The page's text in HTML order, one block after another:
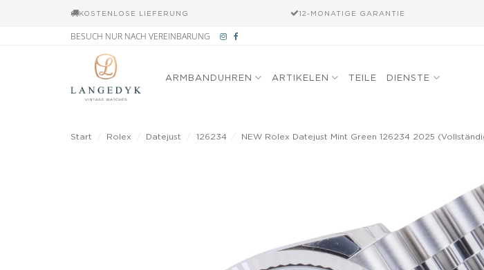
KOSTENLOSE LIEFERUNG 12-MONATIGE GARANTIE
BESUCH NUR NACH VEREINBARUNG
ARMBANDUHREN ARTIKELEN TEILE DIENSTE
Start Rolex Datejust 126234 NEW Rolex Datejust Mint Green 126234 2025